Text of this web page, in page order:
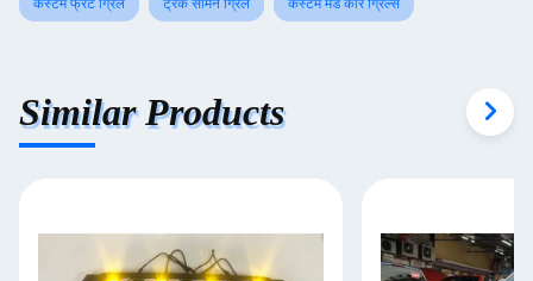
कस्टम फ्रंट ग्रिल ट्रक सामने ग्रिल कस्टम मेड कार ग्रिल्स
Similar Products